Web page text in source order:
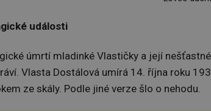
události
úmrtí mladinké Vlastičky a její
Vlasta Dostálová umírá 14. října roku
ze skály. Podle jiné verze šlo o nehodu.